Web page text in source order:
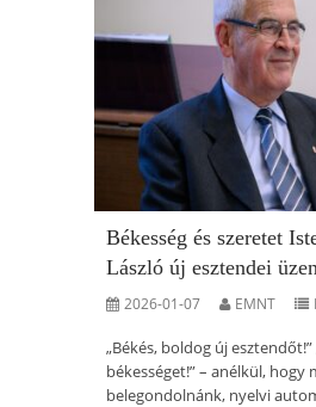
Békesség és szeretet
László új esztendei
2026-01-07 EMNT
„Békés, boldog új
békességet!” – anélkül, hogy
belegondolnánk, nyelvi